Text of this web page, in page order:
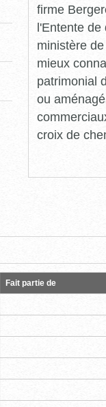
firme
l'Entente de
ministère
mieux
patrimonial
ou
croix de
Fait partie de